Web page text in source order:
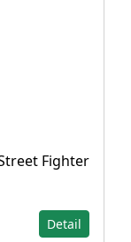
Fighter
Detail